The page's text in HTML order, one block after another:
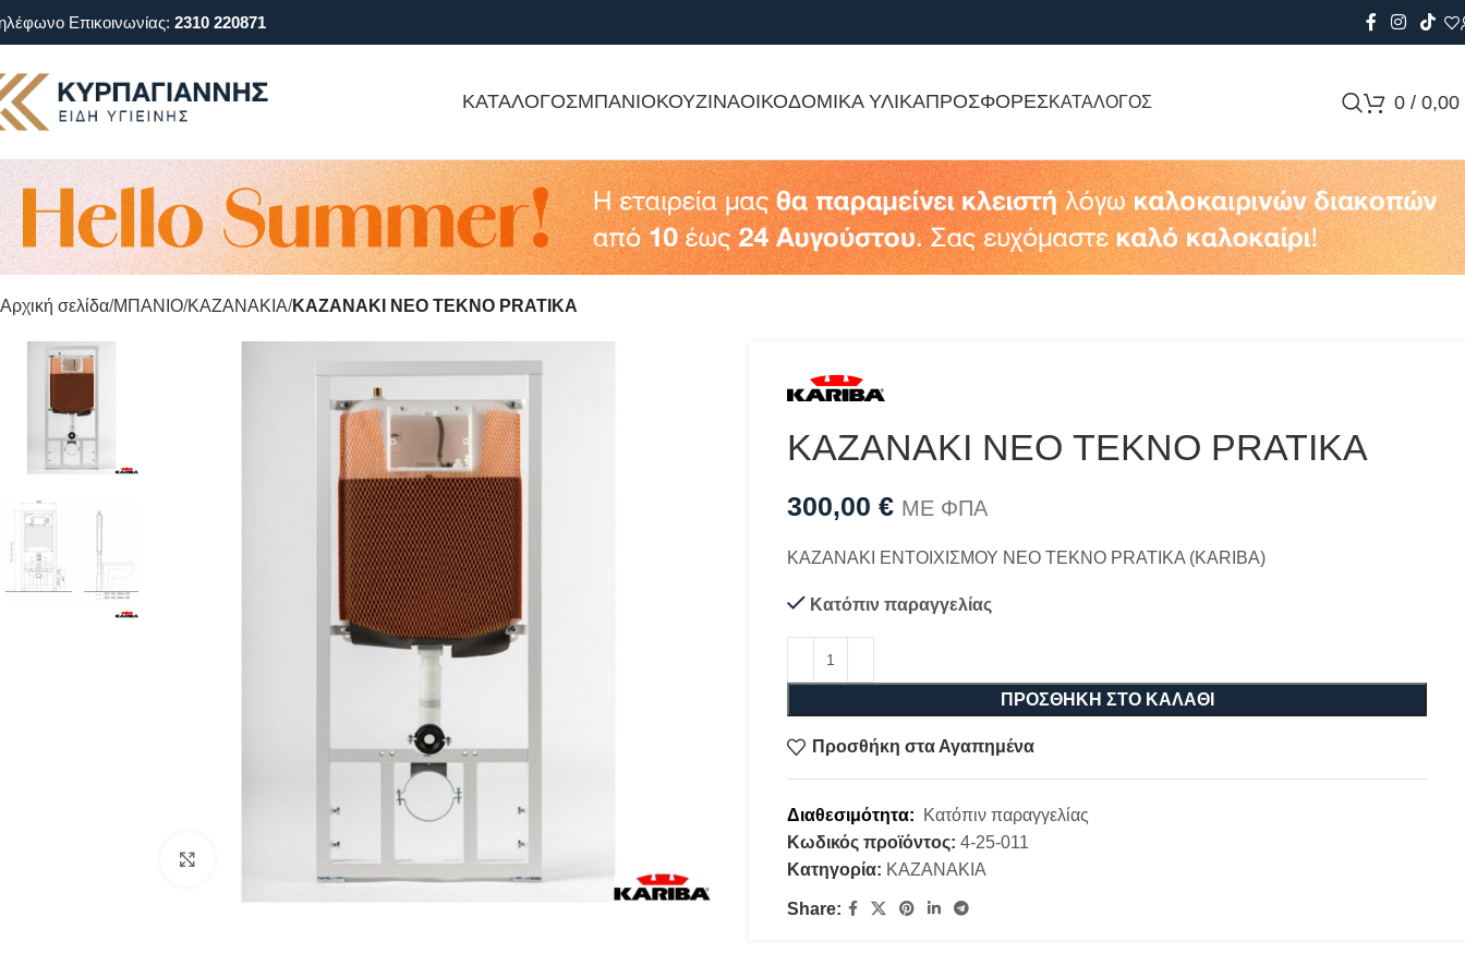
Επικοινωνίας: 2310 220871
ΚΑΤΑΛΟΓΟΣΜΠΑΝΙΟΚΟΥΖΙΝΑΟΙΚΟΔΟΜΙΚΑ ΥΛΙΚΑΠΡΟΣΦΟΡΕΣΚΑΤΑΛΟΓΟΣ 0 / 0,00
Αρχική σελίδα ΜΠΑΝΙΟ ΚΑΖΑΝΑΚΙΑ ΚΑΖΑΝΑΚΙ ΝΕΟ TEKNO PRATIKA
ΚΑΖΑΝΑΚΙ ΝΕΟ TEKNO PRATIKA
300,00 € ΜΕ ΦΠΑ
ΚΑΖΑΝΑΚΙ ΕΝΤΟΙΧΙΣΜΟΥ ΝΕΟ TEKNO PRATIKA (KARIBA)
Κατόπιν παραγγελίας
ΠΡΟΣΘΉΚΗ ΣΤΟ ΚΑΛΆΘΙ
Προσθήκη στα Αγαπημένα
Διαθεσιμότητα:
Κατόπιν παραγγελίας
Κωδικός προϊόντος: 4-25-011
Κατηγορία: ΚΑΖΑΝΑΚΙΑ
Share: